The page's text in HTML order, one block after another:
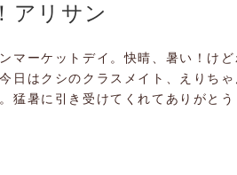
アリサン
マーケットデイ。快晴、暑い！け
日はクシのクラスメイト、えりち
猛暑に引き受けてくれてありがと